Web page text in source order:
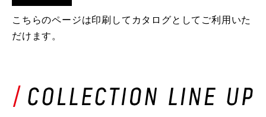
こちらのページは印刷してカタログとしてご利用いた
だけます。